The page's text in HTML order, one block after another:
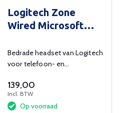
Logitech Zone
Wired Microsoft
Bedrade headset van Logitech
voor telefoon- en
gecertificeerd voor Microsoft
Teams.
139,00
Incl. BTW
Op voorraad